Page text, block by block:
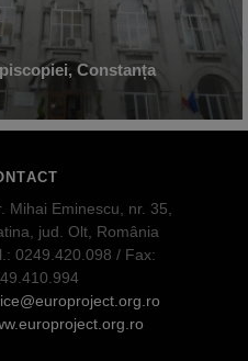
Constanța
Mihai Eminescu, nr. 35,
jud. Olt, România
0249.420.098 / Fax: